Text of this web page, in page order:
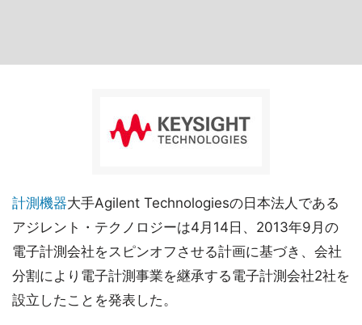
計測機器大手Agilent Technologiesの日本法人である
アジレント・テクノロジーは4月14日、2013年9月の
電子計測会社をスピンオフさせる計画に基づき、会社
分割により電子計測事業を継承する電子計測会社2社を
設立したことを発表した。